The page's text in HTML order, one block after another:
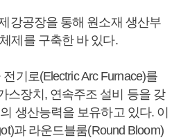
강공장을 통해 원소재 생산부
제를 구축한 바 있다.
기로(Electric Arc Furnace)를
스장치, 연속주조 설비 등을 갖
생산능력을 보유하고 있다. 이
과 라운드블룸(Round Bloom)